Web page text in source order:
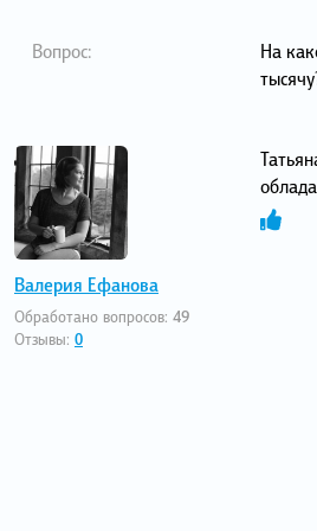
Вопрос:
На
Валерия Ефанова
Обработано вопросов: 49
Отзывы: 0